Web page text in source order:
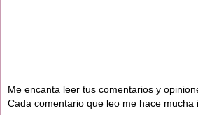
Me encanta leer tus comentarios y
Cada comentario que leo me hace mucha